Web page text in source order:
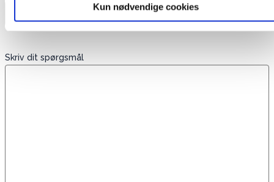
Kun nødvendige cookies
Skriv dit spørgsmål